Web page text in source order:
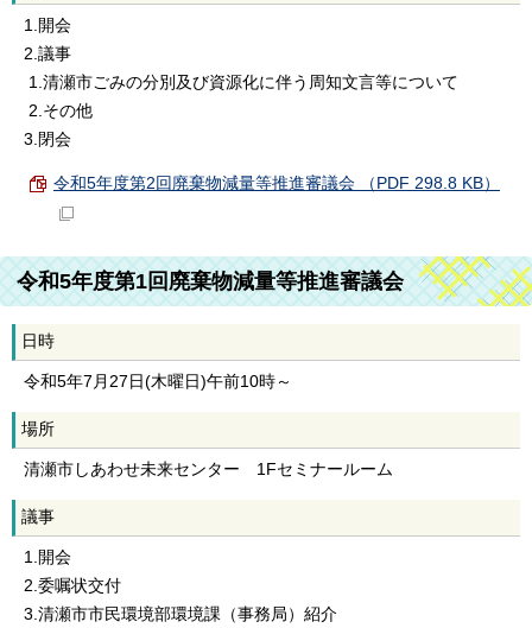
1.開会
2.議事
1.清瀬市ごみの分別及び資源化に伴う周知文言等について
2.その他
3.閉会
令和5年度第2回廃棄物減量等推進審議会 （PDF 298.8 KB）
令和5年度第1回廃棄物減量等推進審議会
日時
令和5年7月27日(木曜日)午前10時～
場所
清瀬市しあわせ未来センター 1Fセミナールーム
議事
1.開会
2.委嘱状交付
3.清瀬市市民環境部環境課（事務局）紹介